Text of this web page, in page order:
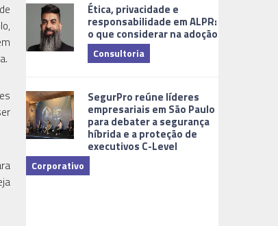
Ética, privacidade e
responsabilidade em ALPR:
o que considerar na adoção
Consultoria
SegurPro reúne líderes
empresariais em São Paulo
para debater a segurança
híbrida e a proteção de
executivos C-Level
Corporativo